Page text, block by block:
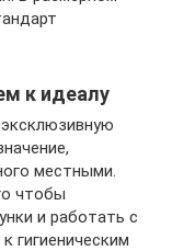
к идеалу
местными.
чтобы
и работать с
гигиеническим